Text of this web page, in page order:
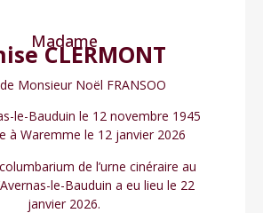
Madame
CLERMONT
Monsieur Noël FRANSOO
le-Bauduin le 12 novembre 1945
à Waremme le 12 janvier 2026
de l’urne cinéraire au
le-Bauduin a eu lieu le 22
janvier 2026.